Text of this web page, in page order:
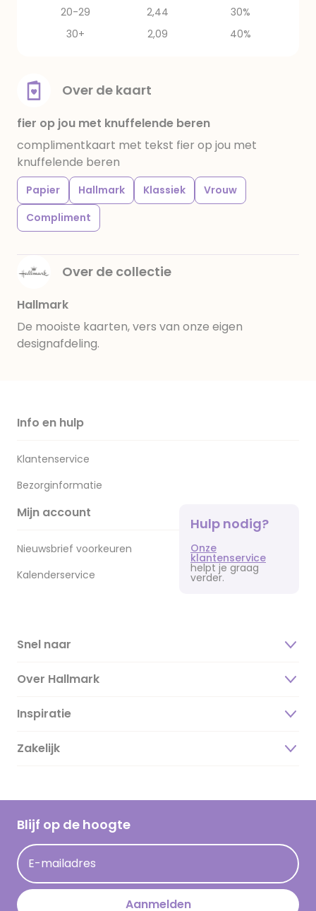
20-29
2,44
30%
30+
2,09 40%
Over de kaart
fier op jou met knuffelende beren
complimentkaart met tekst fier op jou met
knuffelende beren
Papier Hallmark Klassiek
Vrouw
Compliment
Over de collectie
Hallmark
De mooiste kaarten, vers van onze eigen
designafdeling.
Info en hulp
Klantenservice
Bezorginformatie
Mijn account
Nieuwsbrief voorkeuren
Kalenderservice
Hulp nodig?
Onze
klantenservice
helpt je graag
verder.
Snel naar
Over Hallmark
Over ons
Duurzaamheid
Hallmark Kaartclub
Acties
Persberichten
Hallmark en Kinderpostzegels
Inspiratie
Magazine
Cadeau inspiratie
Kaartinspiratie
Zakelijk
Blijf op de hoogte
E-mailadres
Aanmelden